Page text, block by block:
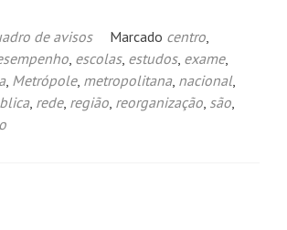
de avisos Marcado centro,
, escolas, estudos, exame,
, Metrópole, metropolitana, nacional,
, rede, região, reorganização, são,